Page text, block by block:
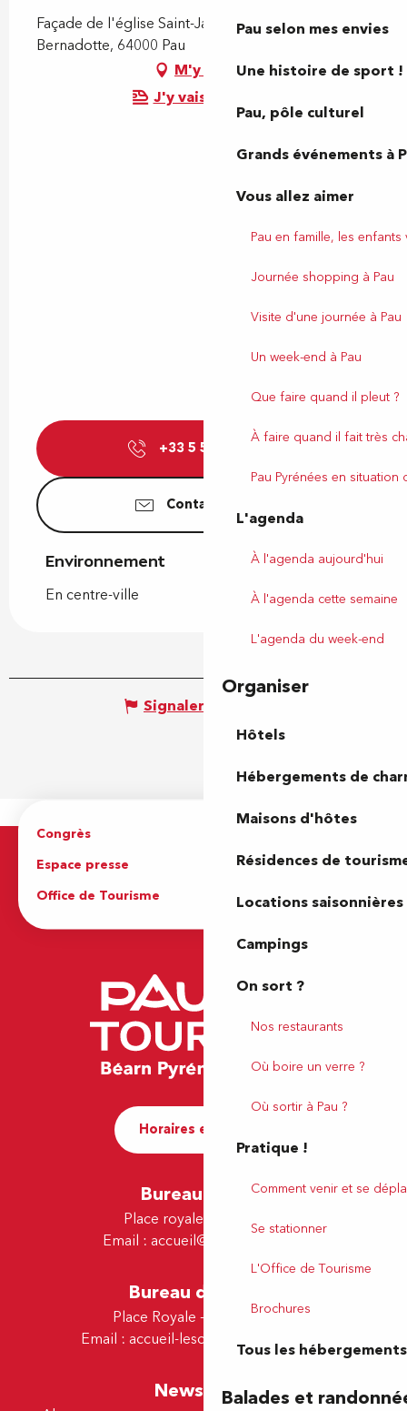
Pau selon mes envies
Une histoire de sport !
Pau, pôle culturel
Grands événements à
Vous allez aimer
Pau en famille, les
Journée shopping à Pau
Visite d'une journée à Pau
Un week-end à Pau
Que faire quand il pleut ?
À faire quand il fait très
Pau Pyrénées en situation
L'agenda
À l'agenda aujourd'hui
À l'agenda cette semaine
L'agenda du week-end
Organiser
Hôtels
Hébergements de
Maisons d'hôtes
Résidences de
Locations saisonnières
Campings
On sort ?
Nos restaurants
Où boire un verre ?
Où sortir à Pau ?
Pratique !
Comment venir et se
Se stationner
L'Office de Tourisme
Brochures
Tous les hébergements
Balades et
Façade de l'église Saint-Jacques, 8 Rue
Bernadotte, 64000 Pau
M'y rendre
J'y vais en train !
+33 5 59 27 27
Contactez-nous
Environnement
Environnement
En centre-ville
Signaler une erreur
Congrès
Espace presse
Brochures
Office de Tourisme
Horaires et contact
Bureau de Pau
Place royale - 64000 Pau
Email : accueil@tourismepau.fr
Bureau de Lescar
Place Royale - 64230 Lescar
Email : accueil-lescar@tourismepau.fr
Newsletter